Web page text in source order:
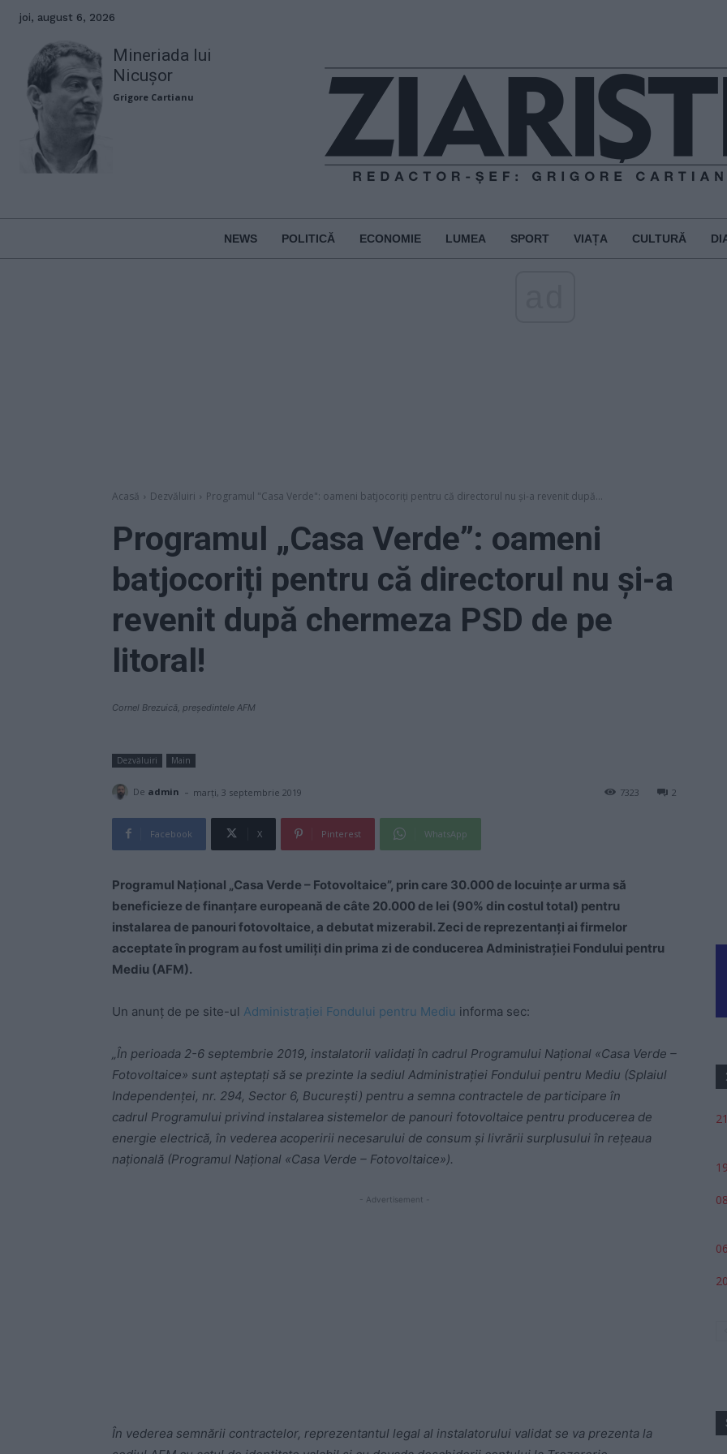
joi, august 6, 2026
Mineriada lui
Nicușor
Grigore Cartianu
NEWS POLITICĂ ECONOMIE LUMEA SPORT VIAȚA CULTURĂ
Acasă Dezvăluiri Programul "Casa Verde": oameni batjocoriți pentru că directorul nu și-a revenit după...
Programul „Casa Verde”: oameni
batjocoriți pentru că directorul nu și-a
revenit după chermeza PSD de pe
litoral!
Cornel Brezuică, președintele AFM
Dezvăluiri Main
De admin - marți, 3 septembrie 2019 2
7323
Facebook X Pinterest WhatsApp
Programul Național „Casa Verde – Fotovoltaice”, prin care 30.000 de locuințe ar urma să
beneficieze de finanțare europeană de câte 20.000 de lei (90% din costul total) pentru
instalarea de panouri fotovoltaice, a debutat mizerabil. Zeci de reprezentanți ai firmelor
acceptate în program au fost umiliți din prima zi de conducerea Administrației Fondului pentru
Mediu (AFM).
Un anunț de pe site-ul Administrației Fondului pentru Mediu informa sec:
„În perioada 2-6 septembrie 2019, instalatorii validați în cadrul Programului Național «Casa Verde –
Fotovoltaice» sunt așteptați să se prezinte la sediul Administrației Fondului pentru Mediu (Splaiul
Independenței, nr. 294, Sector 6, București) pentru a semna contractele de participare în
cadrul Programului privind instalarea sistemelor de panouri fotovoltaice pentru producerea de
energie electrică, în vederea acoperirii necesarului de consum și livrării surplusului în rețeaua
națională (Programul Național «Casa Verde – Fotovoltaice»).
- Advertisement -
În vederea semnării contractelor, reprezentantul legal al instalatorului validat se va prezenta la